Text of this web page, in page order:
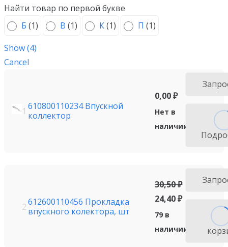
Найти товар по первой букве
Б (1) В (1) К(1) П (1)
Show(4)
Cancel
1 610800110234 Впускной
коллектор
0,00₽
Нет в
наличии
2612600110456 Прокладка
впускного колектора, шт
30,50₽
24,40₽
79 в
наличии